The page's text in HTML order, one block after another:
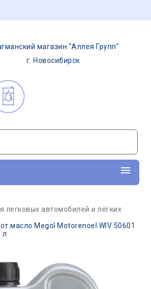
магазин "Аллея Групп"
г. Новосибирск
легковых автомобилей и лёгких
Megol Motorenoel WIV 50601
л